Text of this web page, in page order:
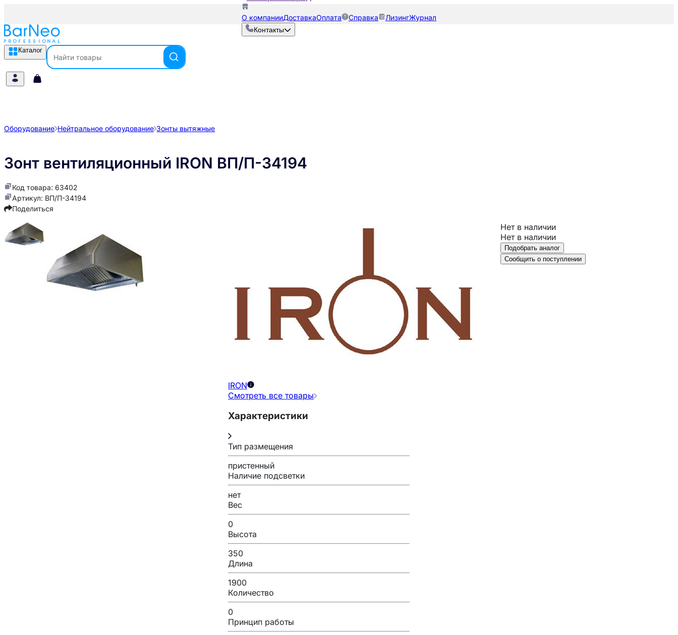
О компанииДоставкаОплата Справка ЛизингЖурнал
Контакты
Каталог
Оборудование Нейтральное оборудование Зонты вытяжные
Зонт вентиляционный IRON ВП/П-34194
Код товара: 63402
Артикул: ВП/П-34194
Поделиться
IRON
Смотреть все товары
Характеристики
Тип размещения
пристенный
Наличие подсветки
нет
Вес
0
Высота
350
Длина
1900
Количество
0
Принцип работы
Нет в наличии
Нет в наличии
Подобрать аналог
Сообщить о поступлении